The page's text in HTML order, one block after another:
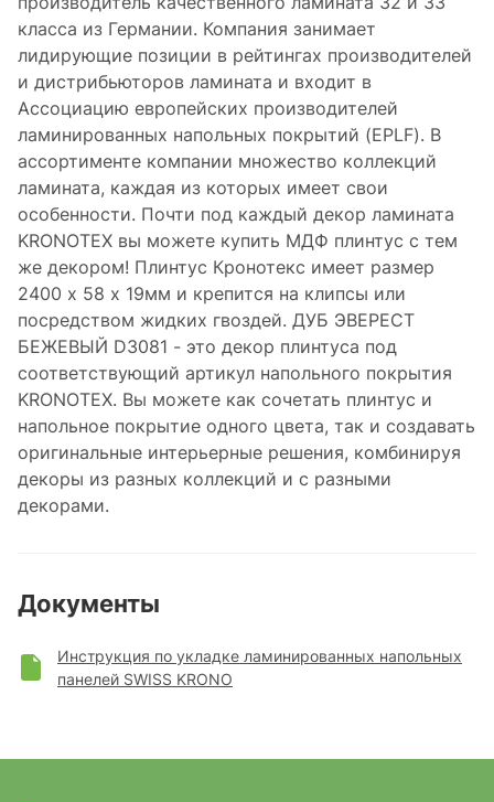
класса из Германии. Компания занимает
лидирующие позиции в рейтингах производителей
и дистрибьюторов ламината и входит в
Ассоциацию европейских производителей
ламинированных напольных покрытий (EPLF). В
ассортименте компании множество коллекций
ламината, каждая из которых имеет свои
особенности. Почти под каждый декор ламината
KRONOTEX вы можете купить МДФ плинтус с тем
же декором! Плинтус Кронотекс имеет размер
2400 х 58 х 19мм и крепится на клипсы или
посредством жидких гвоздей. ДУБ ЭВЕРЕСТ
БЕЖЕВЫЙ D3081 - это декор плинтуса под
соответствующий артикул напольного покрытия
KRONOTEX. Вы можете как сочетать плинтус и
напольное покрытие одного цвета, так и создавать
оригинальные интерьерные решения, комбинируя
декоры из разных коллекций и с разными
декорами.
Документы
Инструкция по укладке ламинированных напольных
панелей SWISS KRONO